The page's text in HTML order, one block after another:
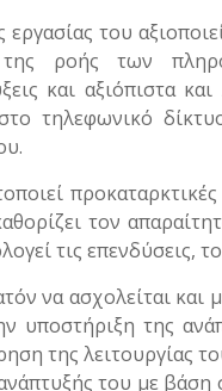
εργασίας του
ροής των
και αξιόπιστα
τηλεφωνικό
τον
τις επενδύσεις,
να ασχολείται
υποστήριξη της
της λειτουργίας
του με